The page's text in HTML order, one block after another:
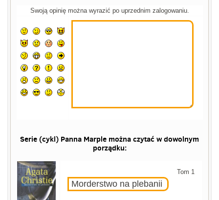
Swoją opinię można wyrazić po uprzednim zalogowaniu.
Serie (cykl) Panna Marple można czytać w dowolnym
porządku:
Tom 1
Morderstwo na plebanii